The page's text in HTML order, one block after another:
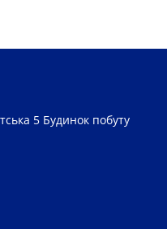
5 Будинок побуту